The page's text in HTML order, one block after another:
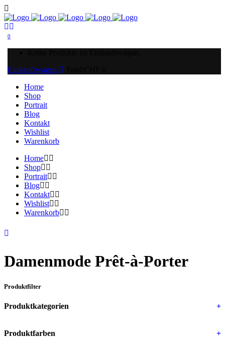
0
Einkaufswagen
Home
Shop
Portrait
Blog
Kontakt
Wishlist
Warenkorb
Home
Shop
Portrait
Blog
Kontakt
Wishlist
Warenkorb
Damenmode Prêt-à-Porter
Produktfilter
Produktkategorien +
Produktfarben +